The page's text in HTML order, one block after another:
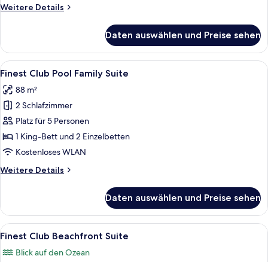
Weitere Details
Weitere
Club
Family
Suite
Daten auswählen und Preise sehen
Alle
Fotos
für
Finest
Club
Pool
Family
anzeigen
Zwei Betten mit geometrischen
9
Finest Club Pool Family Suite
88 m²
2 Schlafzimmer
Platz für 5 Personen
1 King-Bett und 2 Einzelbetten
Kostenloses WLAN
Weitere Details
Weitere
Club
Pool
Family
Daten auswählen und Preise sehen
Alle
Fotos
für
Ein modernes Wohnzimmer mit
7
Finest Club Beachfront Suite
Blick auf den Ozean